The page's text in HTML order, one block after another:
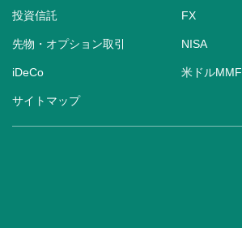
投資信託 FX
先物・オプション取引 NISA
iDeCo 米ドルMMF
サイトマップ